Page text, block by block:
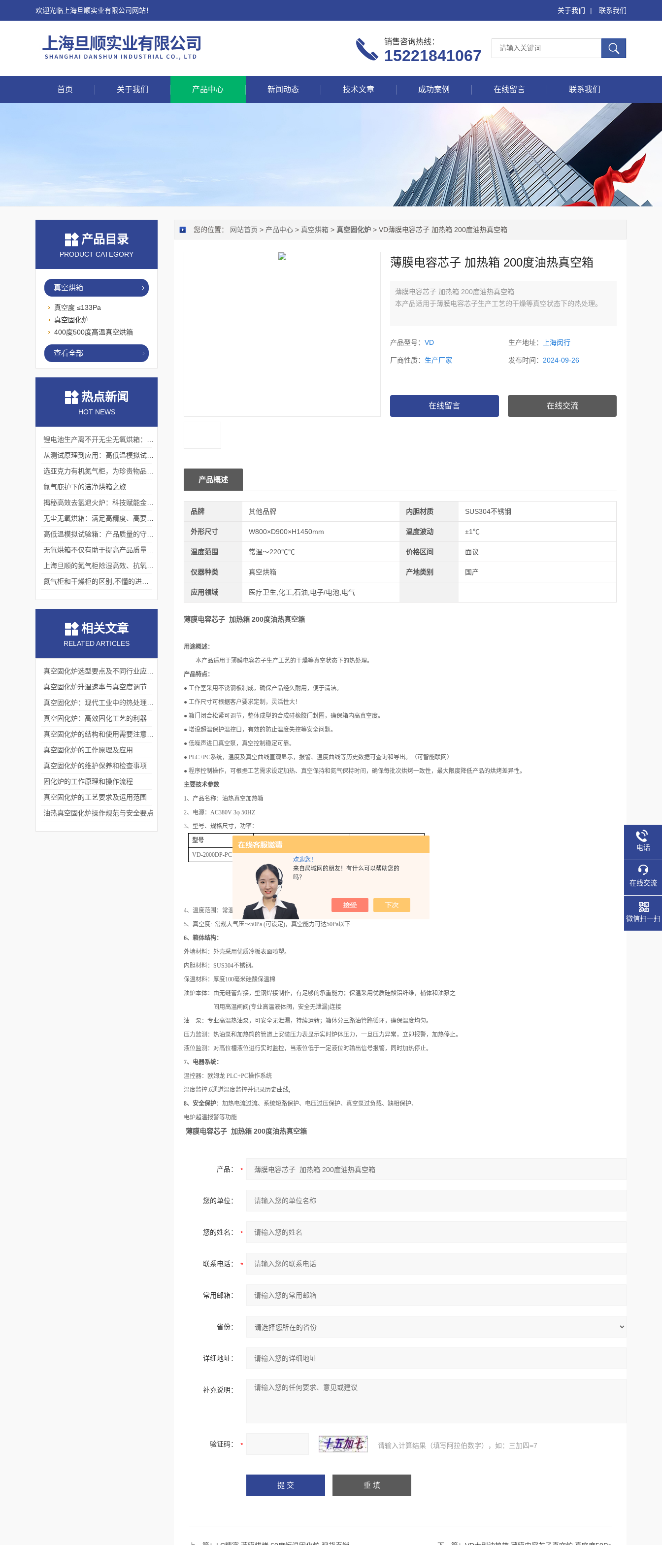
欢迎您！
来自局域网的朋友！有什么可以帮助您的
吗？
欢迎光临上海旦顺实业有限公司网站！ 关于我们 | 联系我们
销售咨询热线：
15221841067
首页 关于我们 产品中心 新闻动态 技术文章 成功案例 在线留言 联系我们
您的位置： 网站首页 > 产品中心 > 真空烘箱 > 真空固化炉 > VD薄膜电容芯子 加热箱 200度油热真空箱
薄膜电容芯子 加热箱 200度油热真空箱
薄膜电容芯子 加热箱 200度油热真空箱
本产品适用于薄膜电容芯子生产工艺的干燥等真空状态下的热处理。
● 箱门闭合松紧可调节，整体成型的合成硅橡胶门封圈，确保箱内高真
产品型号： VD 生产地址： 上海闵行
厂商性质： 生产厂家 发布时间： 2024-09-26
在线留言 在线交流
产品概述
品牌 其他品牌 内胆材质 SUS304不锈钢
外形尺寸 W800×D900×H1450mm 温度波动 ±1℃
温度范围 常温～220℃℃ 价格区间 面议
仪器种类 真空烘箱 产地类别 国产
应用领域 医疗卫生,化工,石油,电子/电池,电气
薄膜电容芯子 加热箱 200度油热真空箱
用途概述：
本产品适用于薄膜电容芯子生产工艺的干燥等真空状态下的热处理。
产品特点：
● 工作室采用不锈钢板制成，确保产品经久耐用，便于清洁。
● 工作尺寸可根据客户要求定制，灵活性大！
● 箱门闭合松紧可调节，整体成型的合成硅橡胶门封圈，确保箱内高真空度。
● 增设超温保护温控口，有效的防止温度失控等安全问题。
● 低噪声进口真空泵，真空控制稳定可靠。
● PLC+PC系统，温度及真空曲线直观显示，报警、温度曲线等历史数据可查询和导出。（可智能联网）
● 程序控制操作，可根据工艺需求设定加热、真空保持和氮气保持时间，确保每批次烘烤一致性，最大限度降低产品的烘烤差异性。
主要技术参数
1、产品名称：油热真空加热箱
2、电源：AC380V 3φ 50HZ
3、型号、规格尺寸，功率：
型号 工作尺寸（mm）
VD-2000DP-PC W800×D900×H1450 30Kw
4、温度范围：常温～220℃;（腔内温度可达200℃）
5、真空度: 常规大气压～50Pa (可设定)，真空能力可达50Pa以下
6、箱体结构：
外墙材料：外壳采用优质冷板表面喷塑。
内胆材料： SUS304不锈钢。
保温材料：厚度100毫米硅酸保温棉
油炉本体：由无缝管焊接，型钢焊接制作，有足够的承重能力；保温采用优质硅酸铝纤维，桶体和油泵之
间用高温闸阀(专业高温液体阀，安全无泄漏)连接
油
泵：专业高温热油泵，可安全无泄漏，持续运转；箱体分三路油管路循环，确保温度均匀。
压力监测：热油泵和加热筒的管道上安装压力表显示实时炉体压力，一旦压力异常，立即报警，加热停止。
液位监测：对高位槽液位进行实时监控，当液位低于一定液位时输出信号报警，同时加热停止。
7、电器系统：
温控器：欧姆龙 PLC+PC操作系统
温度监控:6通道温度监控并记录历史曲线;
8、安全保护：加热电流过流、系统短路保护、电压过压保护、真空泵过负载、缺相保护、
电炉超温报警等功能
薄膜电容芯子 加热箱 200度油热真空箱
产品：
您的单位：
您的姓名：
联系电话：
常用邮箱：
省份：
详细地址：
补充说明：
验证码： 请输入计算结果（填写阿拉伯数字），如：三加四=7
产品目录
PRODUCT CATEGORY
真空烘箱
真空度 ≤133Pa
真空固化炉
400度500度高温真空烘箱
查看全部
热点新闻
HOT NEWS
氮气庇护下的洁净烘箱之旅
相关文章
RELATED ARTICLES
真空固化炉：高效固化工艺的利器
真空固化炉的工作原理及应用
真空固化炉的维护保养和检查事项
固化炉的工作原理和操作流程
真空固化炉的工艺要求及运用范围
油热真空固化炉操作规范与安全要点
电话
在线交流
微信扫一扫